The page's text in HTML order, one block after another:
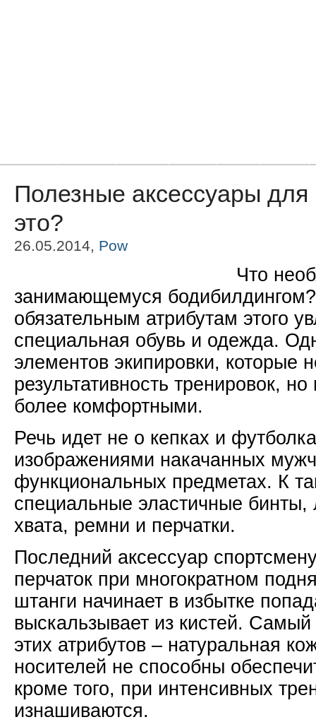
Полезные аксессуары для
это?
26.05.2014, Pow
Что
занимающемуся
обязательным атрибутам этого
специальная обувь и одежда.
элементов экипировки, которые
результативность тренировок,
более комфортными.
Речь идет не о кепках и
изображениями накачанных
функциональных предметах. К
специальные эластичные
хвата, ремни и перчатки.
Последний аксессуар
перчаток при многократном
штанги начинает в избытке
выскальзывает из кистей.
этих атрибутов – натуральная
носителей не способны
кроме того, при интенсивных
изнашиваются.